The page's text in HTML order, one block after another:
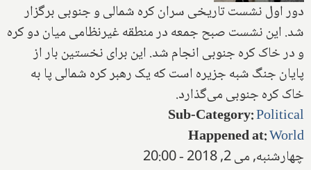
دور اول نشست تاریخی سران کره شمالی و جنوبی برگزار
شد. این نشست صبح جمعه در منطقه غیرنظامی میان دو کره
و در خاک کره جنوبی انجام شد. این برای نخستین بار از
پایان جنگ شبه جزیره است که یک رهبر کره شمالی پا به
خاک کره جنوبی می‌گذارد.
Sub-Category:Political
Happened at:World
چهارشنبه, می 2, 2018 - 20:00